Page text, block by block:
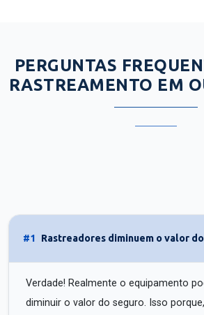
PERGUNTAS
RASTREAMENTO EM
#1 Rastreadores diminuem o valor
Verdade! Realmente o equipamento
diminuir o valor do seguro. Isso